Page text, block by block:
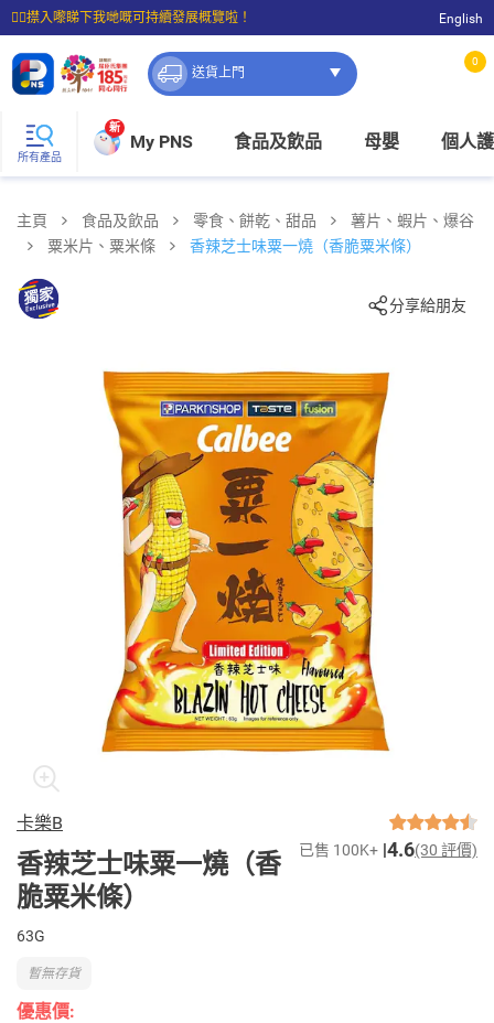
☝🏼㩒入嚟睇下我哋嘅可持續發展概覽啦！
⭐購物滿$399即享免費送貨；滿$100即可免費店取。
English
送貨上門
0
所有產品
新
My PNS 食品及飲品 母嬰 個人
主頁 食品及飲品 零食、餅乾、甜品
薯片、蝦片、爆谷
粟米片、粟米條
香辣芝士味粟一燒（香脆粟米條）
分享給朋友
卡樂B
香辣芝士味粟一燒（香
脆粟米條）
已售 100K+ 4.6(30 評價)
63G
優惠價:
暫無存貨